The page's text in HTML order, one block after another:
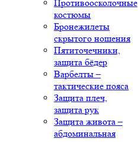
Противоосколочные
костюмы
Бронежилеты
скрытого ношения
Пятиточечники,
защита бёдер
Варбелты –
тактические пояса
Защита плеч,
защита рук
Защита живота –
абдоминальная